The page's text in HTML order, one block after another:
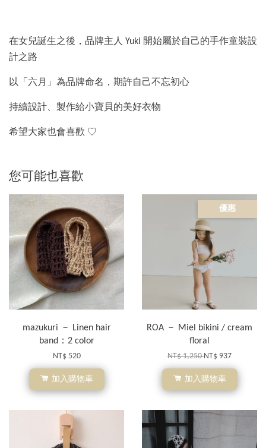
在女兒誕生之後，品牌主人 Yuki 開始屬於自己的手作童裝設
計之路
以「六月」為品牌命名，期許自己不忘初心
持續設計、製作給小寶貝的美好衣物
希望大家也會喜歡 ♡
您可能也喜歡
mazukuri － Linen hair
band：2 color
NT$ 520
加入購物車
優惠
ROA － Miel bikini / cream
floral
NT$ 1,250NT$ 937
加入購物車